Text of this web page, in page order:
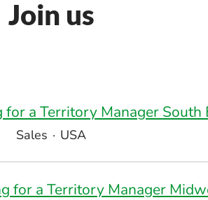
Join us
a Territory Manager South
Sales · USA
for a Territory Manager